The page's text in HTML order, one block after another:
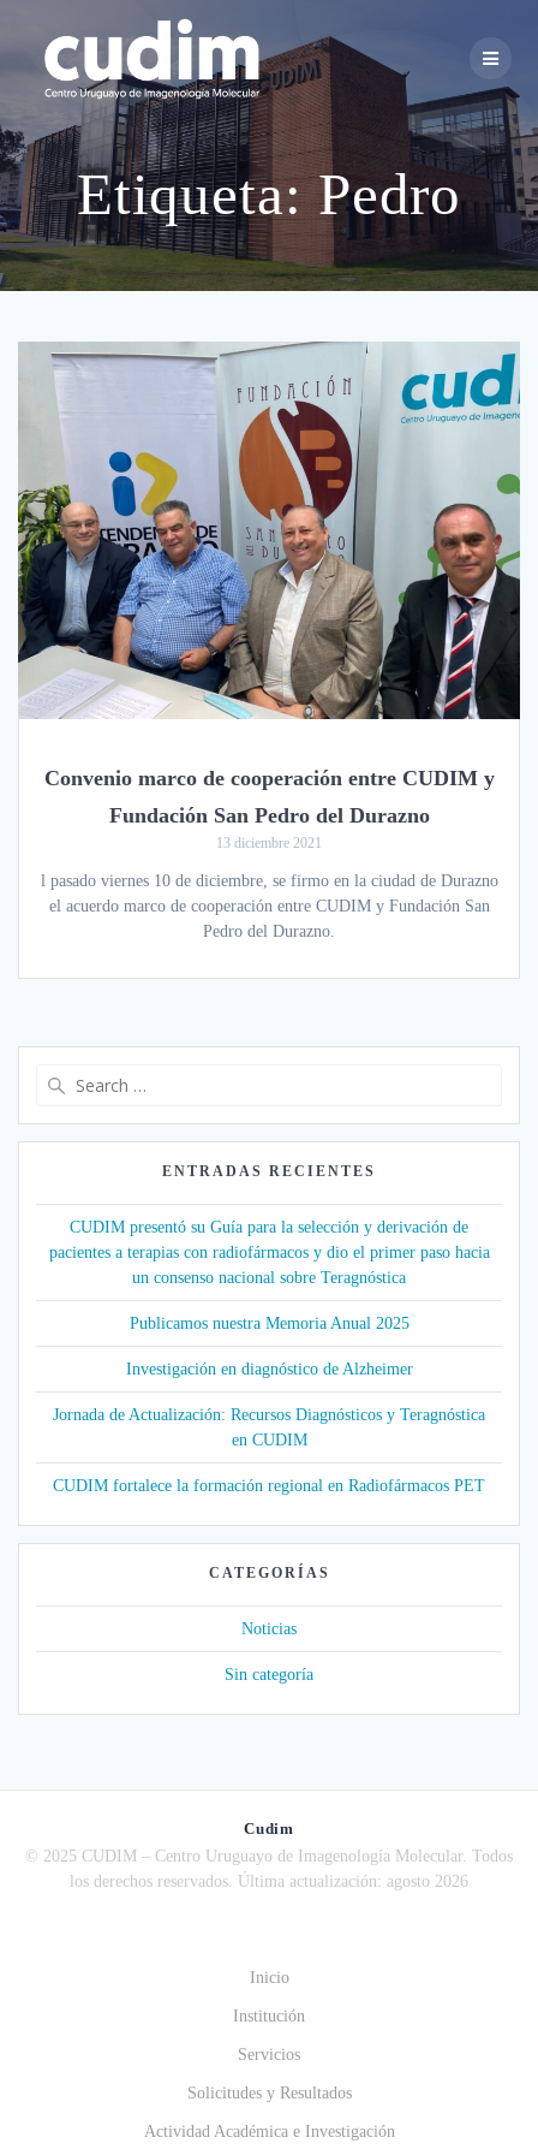
content
Etiqueta:Pedro
Convenio marco de cooperación entre CUDIM y
Fundación San Pedro del Durazno
13 diciembre 2021
l pasado viernes 10 de diciembre, se firmo en la ciudad de Durazno
el acuerdo marco de cooperación entre CUDIM y Fundación San
Pedro del Durazno.
ENTRADAS RECIENTES
CUDIM presentó su Guía para la selección y derivación de
pacientes a terapias con radiofármacos y dio el primer paso hacia
un consenso nacional sobre Teragnóstica
Publicamos nuestra Memoria Anual 2025
Investigación en diagnóstico de Alzheimer
Jornada de Actualización: Recursos Diagnósticos y Teragnóstica
en CUDIM
CUDIM fortalece la formación regional en Radiofármacos PET
CATEGORÍAS
Noticias
Sin categoría
Cudim
© 2025 CUDIM – Centro Uruguayo de Imagenología Molecular. Todos
los derechos reservados. Última actualización: agosto 2026
Inicio
Institución
Servicios
Solicitudes y Resultados
Actividad Académica e Investigación